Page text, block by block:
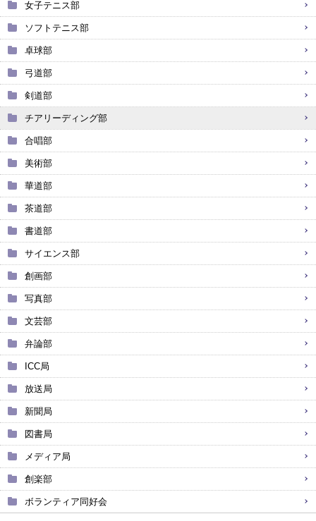
女子テニス部
ソフトテニス部
卓球部
弓道部
剣道部
チアリーディング部
合唱部
美術部
華道部
茶道部
書道部
サイエンス部
創画部
写真部
文芸部
弁論部
ICC局
放送局
新聞局
図書局
メディア局
創楽部
ボランティア同好会